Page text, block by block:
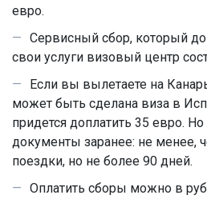
евро.
Сервисный сбор, который
свои услуги визовый центр
Если вы вылетаете на
может быть сделана виза в
придется доплатить 35 евро.
документы заранее: не менее,
поездки, но не более 90 дней.
Оплатить сборы можно в